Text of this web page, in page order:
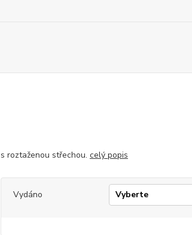
s roztaženou střechou. celý popis
Vydáno